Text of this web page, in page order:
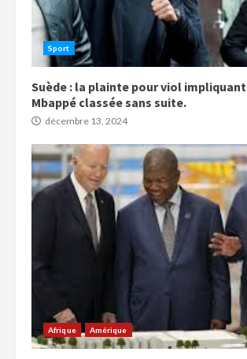
Sport
Suède : la plainte pour viol
Mbappé classée sans suite.
décembre 13, 2024
Afrique Amérique